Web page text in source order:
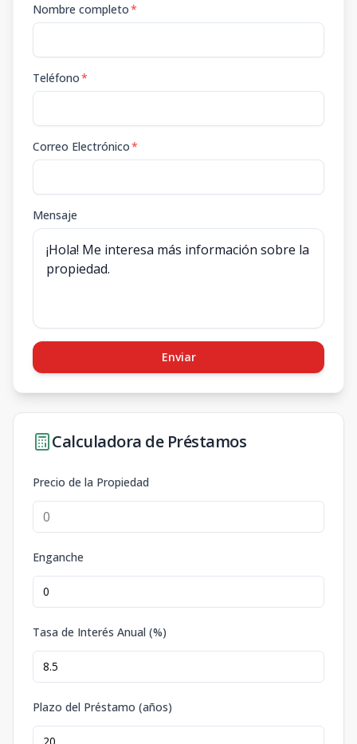
Nombre completo*
Teléfono*
Correo Electrónico*
Mensaje
Enviar
Calculadora de Préstamos
Precio de la Propiedad
Enganche
Tasa de Interés Anual (%)
Plazo del Préstamo (años)